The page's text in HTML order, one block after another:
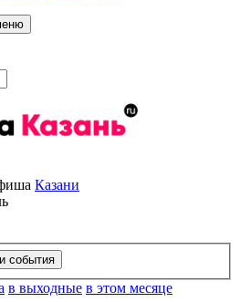
Казани
в выходные в этом месяце